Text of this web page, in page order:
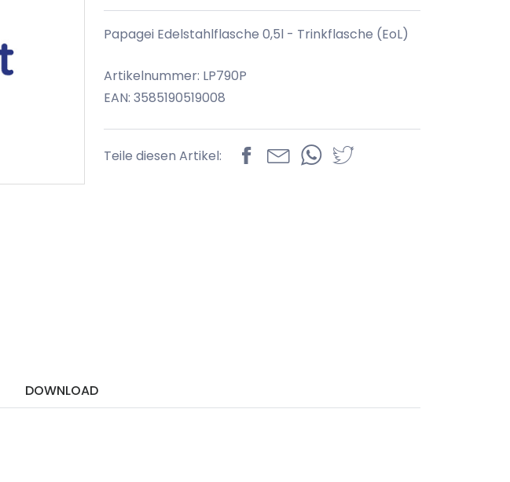
Papagei Edelstahlflasche 0,5l - Trinkflasche (EoL)
Artikelnummer: LP790P
EAN: 3585190519008
Teile diesen Artikel:
DOWNLOAD